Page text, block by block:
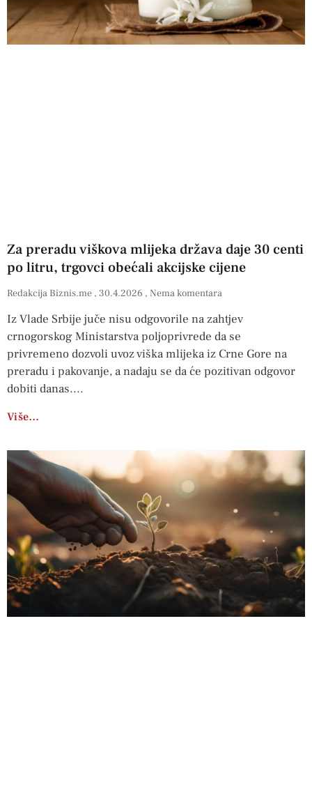
Za preradu viškova mlijeka država daje 30 centi
po litru, trgovci obećali akcijske cijene
Redakcija Biznis.me 30.4.2026 Nema komentara
Iz Vlade Srbije juče nisu odgovorile na zahtjev
crnogorskog Ministarstva poljoprivrede da se
privremeno dozvoli uvoz viška mlijeka iz Crne Gore na
preradu i pakovanje, a nadaju se da će pozitivan odgovor
dobiti danas.
Više…